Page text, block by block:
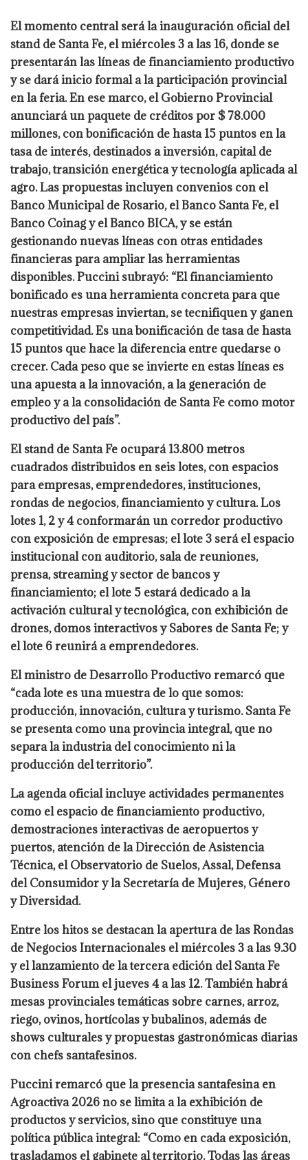
El momento central será la inauguración oficial del
stand de Santa Fe, el miércoles 3 a las 16, donde se
presentarán las líneas de financiamiento productivo
y se dará inicio formal a la participación provincial
en la feria. En ese marco, el Gobierno Provincial
anunciará un paquete de créditos por $ 78.000
millones, con bonificación de hasta 15 puntos en la
tasa de interés, destinados a inversión, capital de
trabajo, transición energética y tecnología aplicada al
agro. Las propuestas incluyen convenios con el
Banco Municipal de Rosario, el Banco Santa Fe, el
Banco Coinag y el Banco BICA, y se están
gestionando nuevas líneas con otras entidades
financieras para ampliar las herramientas
disponibles. Puccini subrayó: “El financiamiento
bonificado es una herramienta concreta para que
nuestras empresas inviertan, se tecnifiquen y ganen
competitividad. Es una bonificación de tasa de hasta
15 puntos que hace la diferencia entre quedarse o
crecer. Cada peso que se invierte en estas líneas es
una apuesta a la innovación, a la generación de
empleo y a la consolidación de Santa Fe como motor
productivo del país”.
El stand de Santa Fe ocupará 13.800 metros
cuadrados distribuidos en seis lotes, con espacios
para empresas, emprendedores, instituciones,
rondas de negocios, financiamiento y cultura. Los
lotes 1, 2 y 4 conformarán un corredor productivo
con exposición de empresas; el lote 3 será el espacio
institucional con auditorio, sala de reuniones,
prensa, streaming y sector de bancos y
financiamiento; el lote 5 estará dedicado a la
activación cultural y tecnológica, con exhibición de
drones, domos interactivos y Sabores de Santa Fe; y
el lote 6 reunirá a emprendedores.
El ministro de Desarrollo Productivo remarcó que
“cada lote es una muestra de lo que somos:
producción, innovación, cultura y turismo. Santa Fe
se presenta como una provincia integral, que no
separa la industria del conocimiento ni la
producción del territorio”.
La agenda oficial incluye actividades permanentes
como el espacio de financiamiento productivo,
demostraciones interactivas de aeropuertos y
puertos, atención de la Dirección de Asistencia
Técnica, el Observatorio de Suelos, Assal, Defensa
del Consumidor y la Secretaría de Mujeres, Género
y Diversidad.
Entre los hitos se destacan la apertura de las Rondas
de Negocios Internacionales el miércoles 3 a las 9.30
y el lanzamiento de la tercera edición del Santa Fe
Business Forum el jueves 4 a las 12. También habrá
mesas provinciales temáticas sobre carnes, arroz,
riego, ovinos, hortícolas y bubalinos, además de
shows culturales y propuestas gastronómicas diarias
con chefs santafesinos.
Puccini remarcó que la presencia santafesina en
Agroactiva 2026 no se limita a la exhibición de
productos y servicios, sino que constituye una
política pública integral: “Como en cada exposición,
trasladamos el gabinete al territorio. Todas las áreas